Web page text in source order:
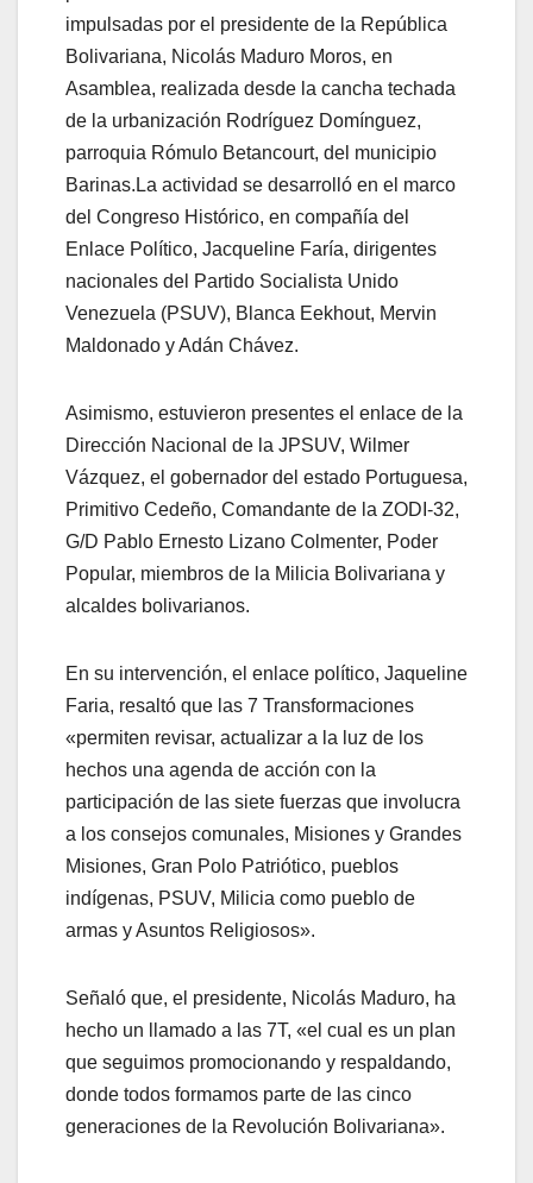
impulsadas por el presidente de la República
Bolivariana, Nicolás Maduro Moros, en
Asamblea, realizada desde la cancha techada
de la urbanización Rodríguez Domínguez,
parroquia Rómulo Betancourt, del municipio
Barinas. La actividad se desarrolló en el marco
del Congreso Histórico, en compañía del
Enlace Político, Jacqueline Faría, dirigentes
nacionales del Partido Socialista Unido
Venezuela (PSUV), Blanca Eekhout, Mervin
Maldonado y Adán Chávez.
Asimismo, estuvieron presentes el enlace de la
Dirección Nacional de la JPSUV, Wilmer
Vázquez, el gobernador del estado Portuguesa,
Primitivo Cedeño, Comandante de la ZODI-32,
G/D Pablo Ernesto Lizano Colmenter, Poder
Popular, miembros de la Milicia Bolivariana y
alcaldes bolivarianos.
En su intervención, el enlace político, Jaqueline
Faria, resaltó que las 7 Transformaciones
«permiten revisar, actualizar a la luz de los
hechos una agenda de acción con la
participación de las siete fuerzas que involucra
a los consejos comunales, Misiones y Grandes
Misiones, Gran Polo Patriótico, pueblos
indígenas, PSUV, Milicia como pueblo de
armas y Asuntos Religiosos».
Señaló que, el presidente, Nicolás Maduro, ha
hecho un llamado a las 7T, «el cual es un plan
que seguimos promocionando y respaldando,
donde todos formamos parte de las cinco
generaciones de la Revolución Bolivariana».